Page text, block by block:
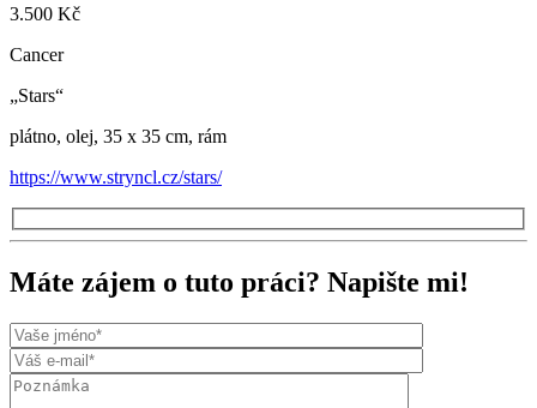
3.500 Kč
Cancer
„Stars“
plátno, olej, 35 x 35 cm, rám
https://www.stryncl.cz/stars/
Máte zájem o tuto práci? Napište mi!